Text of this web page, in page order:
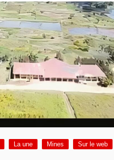
La une Mines Sur le web